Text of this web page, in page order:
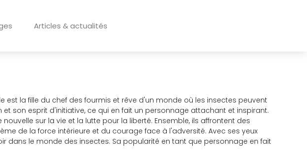
Articles & actualités
est la fille du chef des fourmis et rêve d'un monde où les insectes peuvent
son esprit d'initiative, ce qui en fait un personnage attachant et inspirant.
sur la vie et la lutte pour la liberté. Ensemble, ils affrontent des
de la force intérieure et du courage face à l'adversité. Avec ses yeux
dans le monde des insectes. Sa popularité en tant que personnage en fait